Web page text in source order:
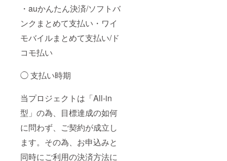
・auかんたん決済/ソフトバ
ンクまとめて支払い・ワイ
モバイルまとめて支払い/ド
コモ払い
◯ 支払い時期
当プロジェクトは「All-in
型」の為、目標達成の如何
に問わず、ご契約が成立し
ます。その為、お申込みと
同時にご利用の決済方法に